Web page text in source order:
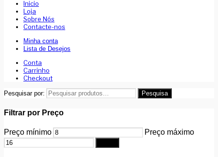
Inicio
Loja
Sobre Nós
Contacte-nos
Minha conta
Lista de Desejos
Conta
Carrinho
Checkout
Pesquisar por: Pesquisa
Filtrar por Preço
Preço mínimo Preço máximo